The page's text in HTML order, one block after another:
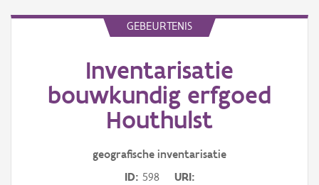
Aanduidingsobject
GEBEURTENIS
Inventarisatie
bouwkundig erfgoed
Houthulst
geografische inventarisatie
ID 598
URI